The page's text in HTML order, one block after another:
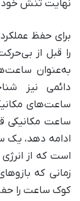
نهایت تنش خود
برای حفظ
را قبل از
به‌عنوان
دائمی نیز
ساعت‌های
ساعت مکانیکی
ادامه دهد، یک
است که از
زمانی که
کوک ساعت را